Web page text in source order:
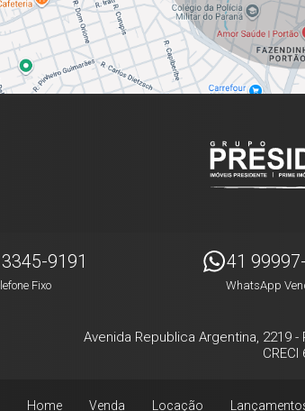
9191
Fixo
41
WhatsApp
Avenida Republica Argentina, 2219 -
CRECI
Home Venda Locação